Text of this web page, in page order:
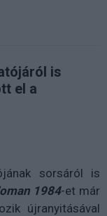
is
el a
sorsáról is
1984-et már
újranyitásával